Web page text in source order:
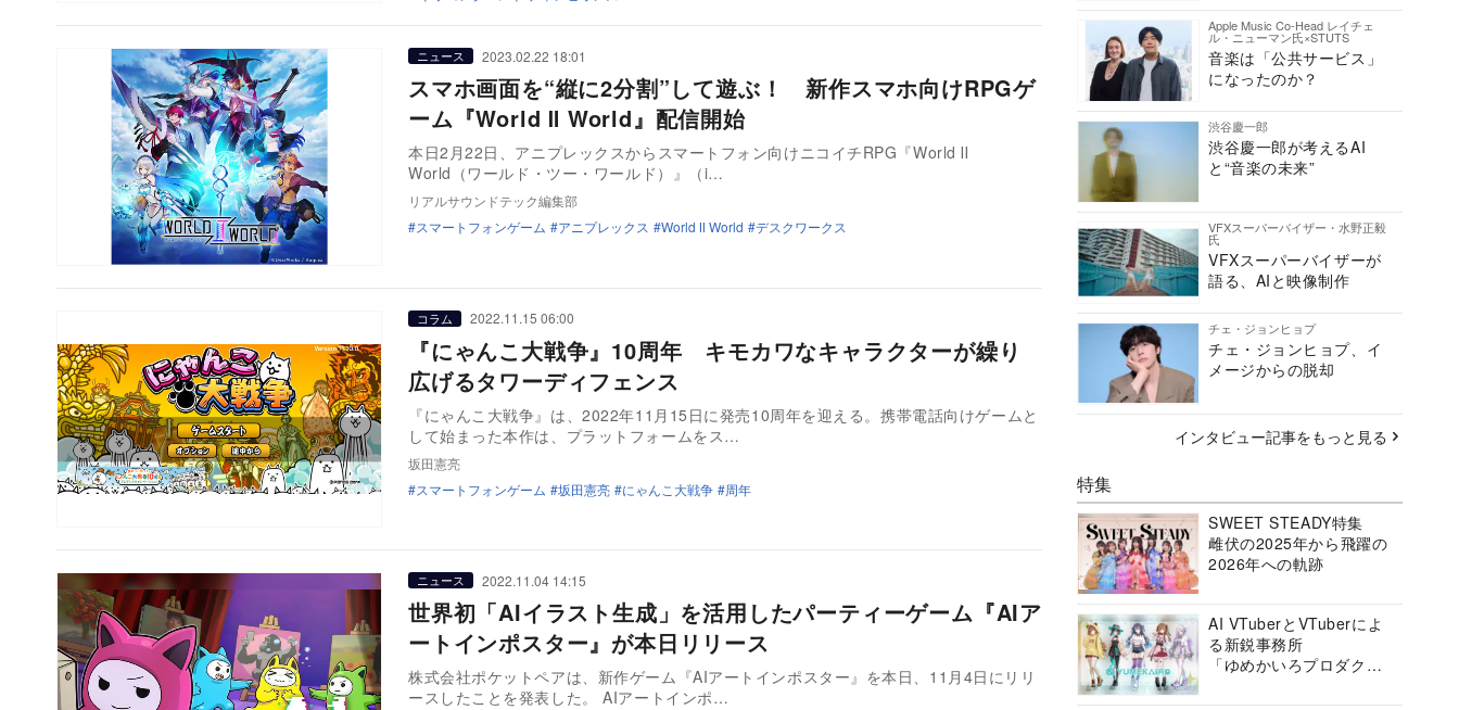
ニュース 2023.02.22 18:01
スマホ画面を“縦に2分割”して遊ぶ！ 新作スマホ向けRPGゲ
ーム『World Ⅱ World』配信開始
本日2月22日、アニプレックスからスマートフォン向けニコイチRPG『World Ⅱ
World（ワールド・ツー・ワールド）』（i…
リアルサウンドテック編集部
スマートフォンゲーム
アニプレックス World Ⅱ World デスクワークス
コラム 2022.11.15 06:00
『にゃんこ大戦争』10周年 キモカワなキャラクターが繰り
広げるタワーディフェンス
『にゃんこ大戦争』は、2022年11月15日に発売10周年を迎える。携帯電話向けゲームと
して始まった本作は、プラットフォームをス…
坂田憲亮
スマートフォンゲーム
坂田憲亮 にゃんこ大戦争 周年
ニュース 2022.11.04 14:15
世界初「AIイラスト生成」を活用したパーティーゲーム『AIア
ートインポスター』が本日リリース
株式会社ポケットペアは、新作ゲーム『AIアートインポスター』を本日、11月4日にリリ
ースしたことを発表した。 AIアートインポ…
Apple Music Co-Head レイチェ
ル・ニューマン氏×STUTS
音楽は「公共サービス」
になったのか？
渋谷慶一郎
渋谷慶一郎が考えるAI
と“音楽の未来”
VFXスーパーバイザー・水野正毅
氏
VFXスーパーバイザーが
語る、AIと映像制作
チェ・ジョンヒョプ
チェ・ジョンヒョプ、イ
メージからの脱却
インタビュー記事をもっと見る
特集
SWEET STEADY特集
雌伏の2025年から飛躍の
2026年への軌跡
AI VTuberとVTuberによ
る新鋭事務所
「ゆめかいろプロダクシ